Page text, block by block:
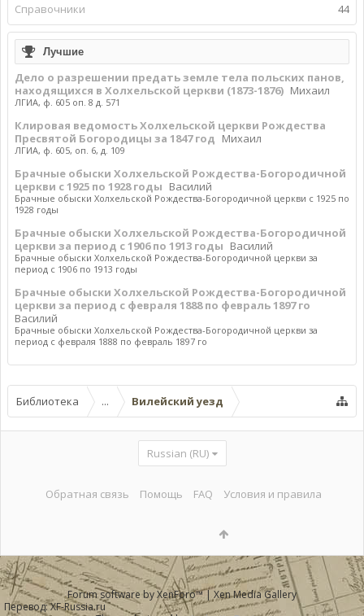
Справочники
44
Лучшие
Дело о разрешении предать земле тела польских панов,
находящихся в Холхельской церкви (1873-1876) Михаил
ЛГИА, ф. 605 оп. 8 д. 571
Клировая ведомость Холхельской церкви Рождества
Пресвятой Богородицы за 1847 год Михаил
ЛГИА, ф. 605, оп. 6, д. 109
Брачные обыски Холхельской Рождества-Богородичной
церкви с 1925 по 1928 годы Василий
Брачные обыски Холхельской Рождества-Богородичной церкви с 1925 по
1928 годы
Брачные обыски Холхельской Рождества-Богородичной
церкви за период с 1906 по 1913 годы Василий
Брачные обыски Холхельской Рождества-Богородичной церкви за
период с 1906 по 1913 годы
Брачные обыски Холхельской Рождества-Богородичной
церкви за период с февраля 1888 по февраль 1897 го
Василий
Брачные обыски Холхельской Рождества-Богородичной церкви за
период с февраля 1888 по февраль 1897 го
Библиотека ... Вилейский уезд
Russian (RU)
Обратная связь Помощь FAQ Условия и правила
Forum software by XenForo™| Xen Media Gallery
Перевод:XF-Russia.ru